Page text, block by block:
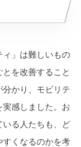
ィ」は難しいもの
を改善すること
かり、モビリテ
実感しました。お
いる人たちも、ど
すくなるのかを考